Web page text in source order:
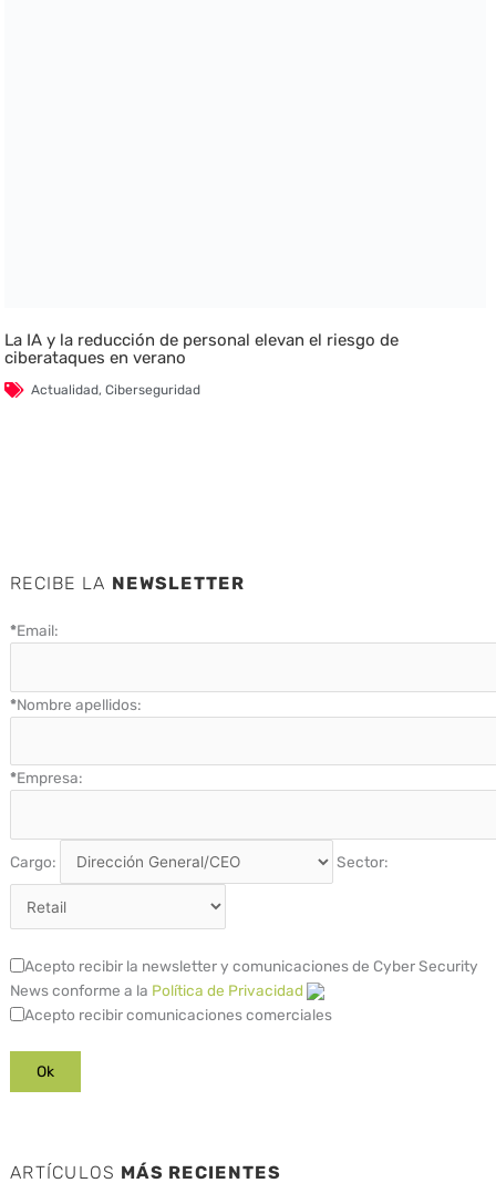
La IA y la reducción de personal elevan el riesgo de
ciberataques en verano
Actualidad,Ciberseguridad
RECIBE LA NEWSLETTER
*Email:
*Nombre apellidos:
*Empresa:
Cargo: Sector:
Acepto recibir la newsletter y comunicaciones de Cyber Security
News conforme a la Política de Privacidad
Acepto recibir comunicaciones comerciales
ARTÍCULOS MÁS RECIENTES